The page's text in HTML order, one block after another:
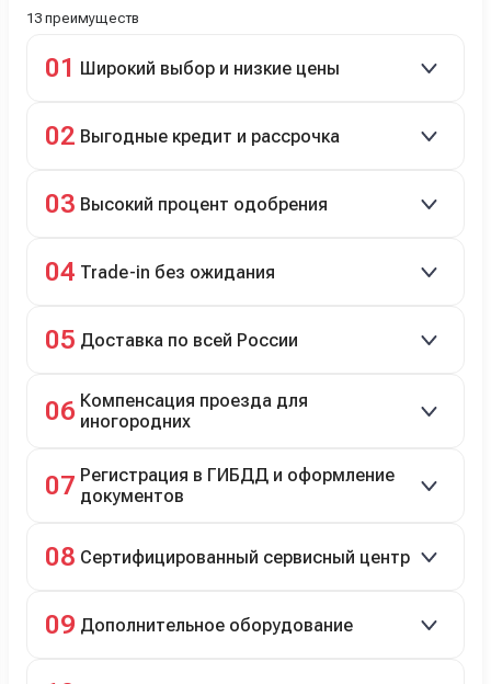
13 преимуществ
01 Широкий выбор и низкие цены
подержанные авто.
02 Выгодные кредит и рассрочка
рассрочка 0% на 2 года при первом взносе 35–50%.
03 Высокий процент одобрения
04 Trade-in без ожидания
05 Доставка по всей России
06 Компенсация проезда для
иногородних
07 Регистрация в ГИБДД и оформление
документов
08 Сертифицированный сервисный центр
технический ремонт.
09 Дополнительное оборудование